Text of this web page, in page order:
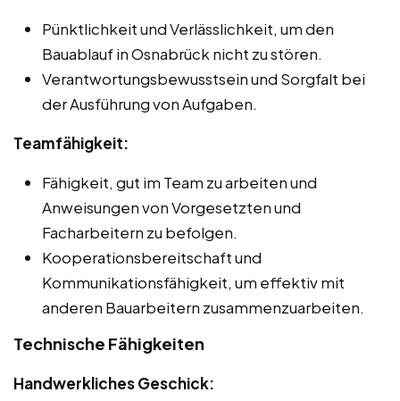
Pünktlichkeit und Verlässlichkeit, um den
Bauablauf in Osnabrück nicht zu stören.
Verantwortungsbewusstsein und Sorgfalt bei
der Ausführung von Aufgaben.
Teamfähigkeit:
Fähigkeit, gut im Team zu arbeiten und
Anweisungen von Vorgesetzten und
Facharbeitern zu befolgen.
Kooperationsbereitschaft und
Kommunikationsfähigkeit, um effektiv mit
anderen Bauarbeitern zusammenzuarbeiten.
Technische Fähigkeiten
Handwerkliches Geschick: